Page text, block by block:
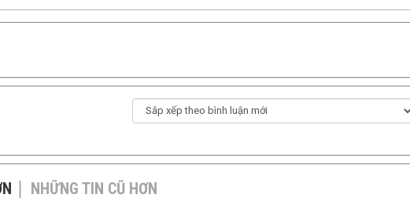
NHỮNG TIN CŨ HƠN